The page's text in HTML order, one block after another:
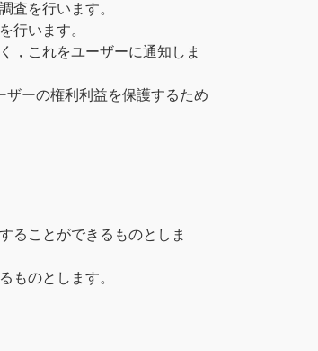
査を行います。
行います。
，これをユーザーに通知しま
ーの権利利益を保護するため
ることができるものとしま
ものとします。